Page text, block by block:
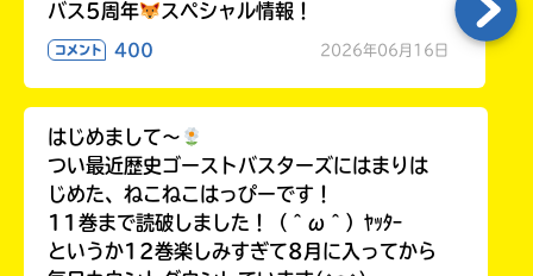
バス5周年
スペシャル情報！
コメント 400 2026年06月16日
はじめまして〜
つい最近歴史ゴーストバスターズにはまりは
じめた、ねこねこはっぴーです！
11巻まで読破しました！（＾ω＾）ﾔｯﾀｰ
というか12巻楽しみすぎて8月に入ってから